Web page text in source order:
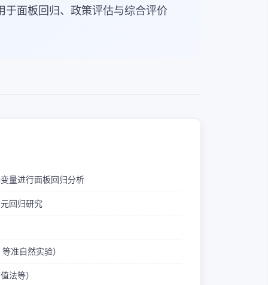
于面板回归、政策评估与综合评价
量进行面板回归分析
回归研究
准自然实验）
法等）